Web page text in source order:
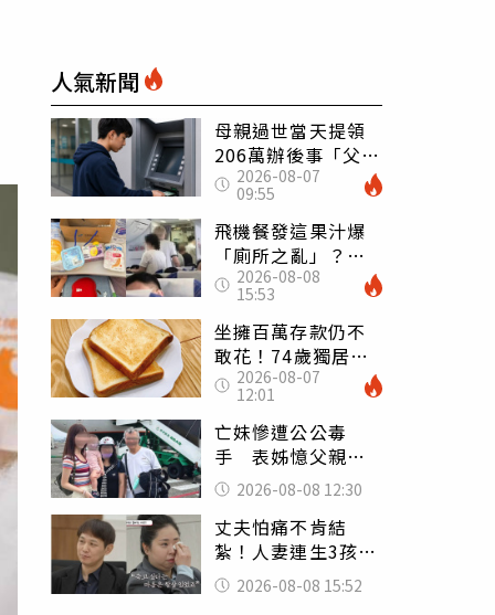
人氣新聞
母親過世當天提領
206萬辦後事「父子
遭判刑」 律師：
搶錢先下手是罪
2026-08-07
09:55
飛機餐發這果汁爆
「廁所之亂」？乘
客崩潰：差點丟大
臉 醫揭3類人別亂
喝
2026-08-08
15:53
坐擁百萬存款仍不
敢花！74歲獨居翁
「1餐只吃1片吐
司」 半年後暴瘦
嚇壞女兒
2026-08-07
12:01
亡妹慘遭公公毒
手 表姊憶父親節
前夕：小舅舅仍到
殯儀館陪她說話
2026-08-08 12:30
丈夫怕痛不肯結
紮！人妻連生3孩
控遭家暴淚喊：真
的好累
2026-08-08 15:52